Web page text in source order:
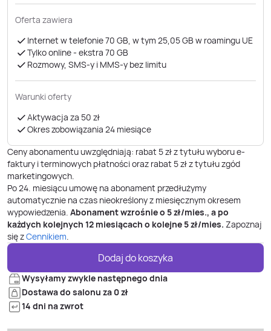
Oferta zawiera
Internet w telefonie 70 GB, w tym 25,05 GB w roamingu UE
Tylko online - ekstra 70 GB
Rozmowy, SMS-y i MMS-y bez limitu
Warunki oferty
Aktywacja za 50 zł
Okres zobowiązania 24 miesiące
Ceny abonamentu uwzględniają: rabat 5 zł z tytułu wyboru e-
faktury i terminowych płatności oraz rabat 5 zł z tytułu zgód
marketingowych.
Po24. miesiącu umowę na abonament przedłużymy
automatycznie na czas nieokreślony z miesięcznym okresem
wypowiedzenia. Abonament wzrośnie o 5zł/mies., a po
każdych kolejnych 12 miesiącach o kolejne5zł/mies. Zapoznaj
się zCennikiem.
Dodaj do koszyka
Wysyłamy zwykle następnego dnia
Dostawa do salonu za 0 zł
14 dni na zwrot